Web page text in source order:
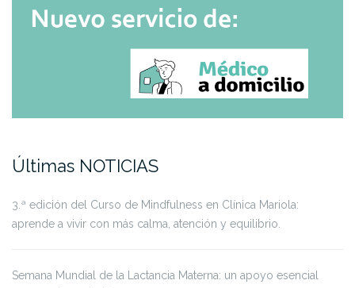
Últimas NOTICIAS
3.ª edición del Curso de Mindfulness en Clínica Mariola:
aprende a vivir con más calma, atención y equilibrio.
Semana Mundial de la Lactancia Materna: un apoyo esencial